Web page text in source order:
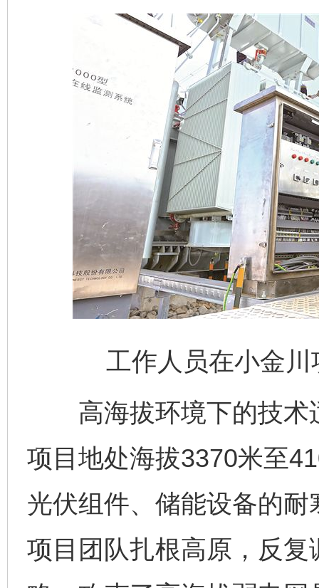
工作人员在小金
高海拔环境下的技术
项目地处海拔3370米至
光伏组件、储能设备的
项目团队扎根高原，反